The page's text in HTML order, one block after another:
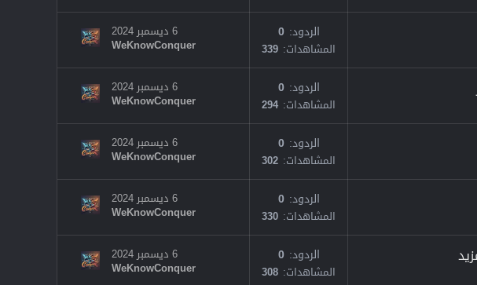
الردود 0
المشاهدات 339
6 ديسمبر 2024
WeKnowConquer
الردود 0
المشاهدات 294
6 ديسمبر 2024
WeKnowConquer
الردود 0
المشاهدات 302
6 ديسمبر 2024
WeKnowConquer
الردود 0
المشاهدات 330
6 ديسمبر 2024
WeKnowConquer
الردود 0
المشاهدات 308
6 ديسمبر 2024
WeKnowConquer